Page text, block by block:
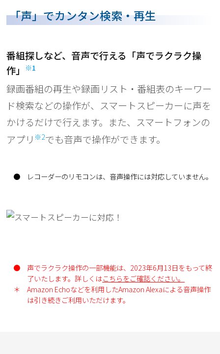
「声」でカンタン検索・再生
番組探しなど、音声で行える「声でラクラク操
作」
※1
録画番組の再生や録画リスト・番組表のキーワー
ド検索などの操作が、スマートスピーカーに声を
かけるだけで行えます。また、スマートフォンの
アプリ ※2でも音声で操作ができます。
● レコーダーのリモコンは、音声操作には対応していません。
●
声でラクラク操作の一部機能は、2023年6月13日をもって終
了いたします。詳しくはこちらをご確認ください。
＊
Amazon Echoなどを利用したAmazon Alexaによる音声操作
は引き続きご利用いただけます。